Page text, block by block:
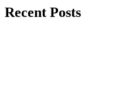
Recent Posts